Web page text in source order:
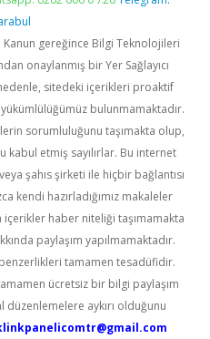
Kanun gereğince Bilgi Teknolojileri
onaylanmış bir Yer Sağlayıcı
sitedeki içerikleri proaktif
bulunmamaktadır.
sorumluluğunu taşımakta olup,
etmiş sayılırlar. Bu internet
şahıs şirketi ile hiçbir bağlantısı
kendi hazırladığımız makaleler
içerikler haber niteliği taşımamakta
paylaşım yapılmamaktadır.
tamamen tesadüfidir.
ücretsiz bir bilgi paylaşım
aykırı olduğunu